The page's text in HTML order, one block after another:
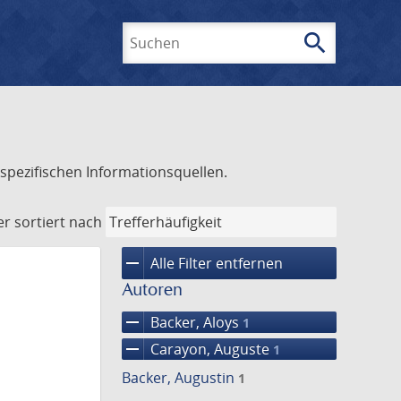
search
Informationsquellen.
sortiert nach
remove Alle Filter entfernen
Autoren
remove Backer, Aloys 1
remove Carayon, Auguste 1
Backer, Augustin 1